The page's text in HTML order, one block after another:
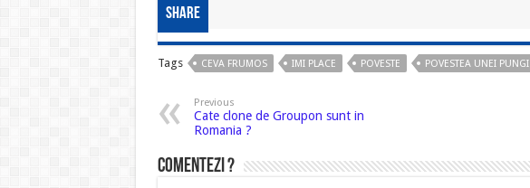
Share
Tags CEVA FRUMOS IMI PLACE POVESTE POVESTEA UNEI PUNGI
Previous
Cate clone de Groupon sunt in
Romania ?
Comentezi ?